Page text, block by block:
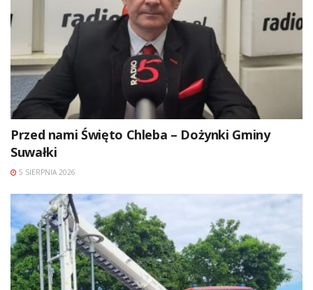
Przed nami Święto Chleba – Dożynki Gminy
Suwałki
5 SIERPNIA 2026